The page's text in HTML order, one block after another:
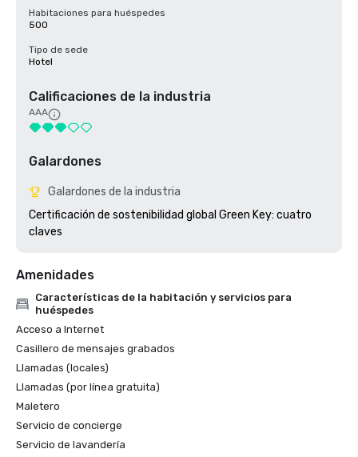
Habitaciones para huéspedes
500
Tipo de sede
Hotel
Calificaciones de la industria
AAA
Galardones
Galardones de la industria
Certificación de sostenibilidad global Green Key: cuatro
claves
Amenidades
Características de la habitación y servicios para
huéspedes
Acceso a Internet
Casillero de mensajes grabados
Llamadas (locales)
Llamadas (por línea gratuita)
Maletero
Servicio de concierge
Servicio de lavandería